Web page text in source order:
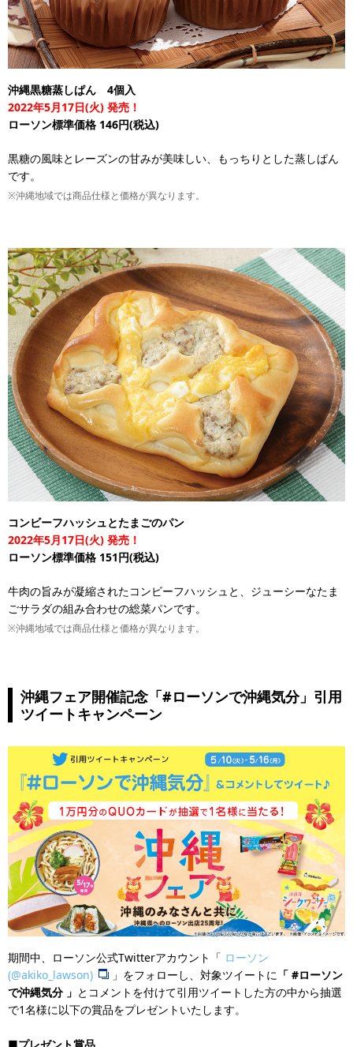
沖縄黒糖蒸しぱん 4個入
2022年5月17日(火) 発売！
ローソン標準価格 146円(税込)
黒糖の風味とレーズンの甘みが美味しい、もっちりとした蒸しぱん
です。
※沖縄地域では商品仕様と価格が異なります。
コンビーフハッシュとたまごのパン
2022年5月17日(火) 発売！
ローソン標準価格 151円(税込)
牛肉の旨みが凝縮されたコンビーフハッシュと、ジューシーなたま
ごサラダの組み合わせの総菜パンです。
※沖縄地域では商品仕様と価格が異なります。
沖縄フェア開催記念「#ローソンで沖縄気分」引用
ツイートキャンペーン
期間中、ローソン公式Twitterアカウント「 ローソン
(@akiko_lawson)
」をフォローし、対象ツイートに 「 #ローソン
で沖縄気分 」 とコメントを付けて引用ツイートした方の中から抽選
で1名様に以下の賞品をプレゼントいたします。